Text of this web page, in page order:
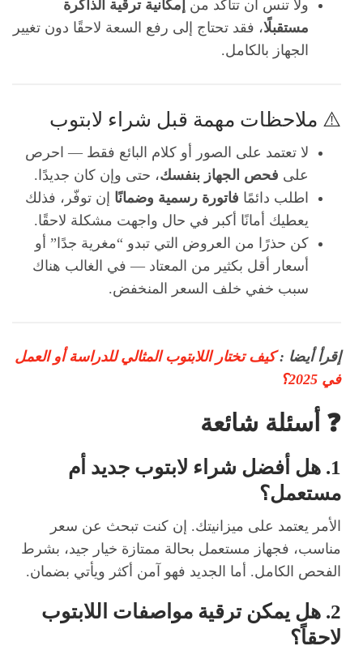
ولا تنس أن تتأكّد من إمكانية ترقية الذاكرة
مستقبلًا، فقد تحتاج إلى رفع السعة لاحقًا دون تغيير
الجهاز بالكامل.
⚠️ ملاحظات مهمة قبل شراء لابتوب
لا تعتمد على الصور أو كلام البائع فقط — احرص
على فحص الجهاز بنفسك، حتى وإن كان جديدًا.
اطلب دائمًا فاتورة رسمية وضمانًا إن توفّر، فذلك
يعطيك أمانًا أكبر في حال واجهت مشكلة لاحقًا.
كن حذرًا من العروض التي تبدو “مغرية جدًا” أو
أسعار أقل بكثير من المعتاد — في الغالب هناك
سبب خفي خلف السعر المنخفض.
إقرأ أيضا :كيف تختار اللابتوب المثالي للدراسة أو العمل
في 2025؟
❓ أسئلة شائعة
1. هل أفضل شراء لابتوب جديد أم
مستعمل؟
الأمر يعتمد على ميزانيتك. إن كنت تبحث عن سعر
مناسب، فجهاز مستعمل بحالة ممتازة خيار جيد، بشرط
الفحص الكامل. أما الجديد فهو آمن أكثر ويأتي بضمان.
2. هل يمكن ترقية مواصفات اللابتوب
لاحقاً؟